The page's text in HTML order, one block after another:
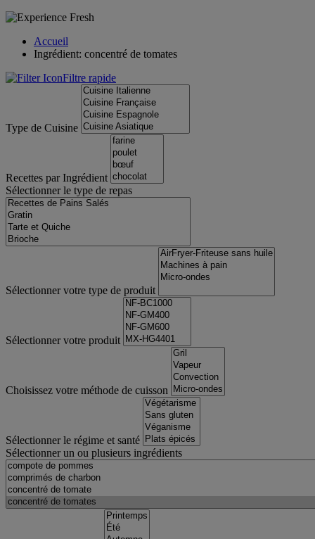
Accueil
Ingrédient: concentré de tomates
Filtre rapide
Type de Cuisine
Recettes par Ingrédient
Sélectionner le type de repas
Sélectionner votre type de produit
Sélectionner votre produit
Choisissez votre méthode de cuisson
Sélectionner le régime et santé
Sélectionner un ou plusieurs ingrédients